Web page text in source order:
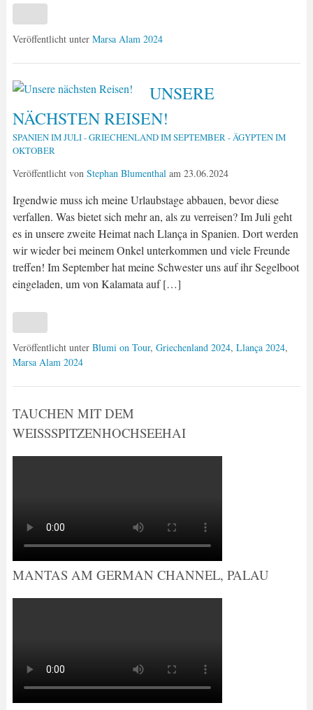
Veröffentlicht unter Marsa Alam 2024
UNSERE
NÄCHSTEN REISEN!
SPANIEN IM JULI - GRIECHENLAND IM SEPTEMBER - ÄGYPTEN IM
OKTOBER
Veröffentlicht von Stephan Blumenthalam 23.06.2024
Irgendwie muss ich meine Urlaubstage abbauen, bevor diese
verfallen. Was bietet sich mehr an, als zu verreisen? Im Juli geht
es in unsere zweite Heimat nach Llança in Spanien. Dort werden
wir wieder bei meinem Onkel unterkommen und viele Freunde
treffen! Im September hat meine Schwester uns auf ihr Segelboot
eingeladen, um von Kalamata auf […]
Veröffentlicht unter Blumi on Tour, Griechenland 2024, Llança 2024,
Marsa Alam 2024
TAUCHEN MIT DEM
WEISSSPITZENHOCHSEEHAI
MANTAS AM GERMAN CHANNEL, PALAU